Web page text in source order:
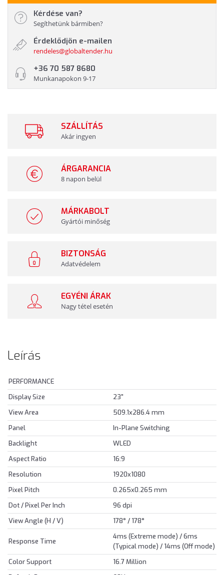
Kérdése van?
Segíthetünk bármiben?
Érdeklődjön e-mailen
rendeles@globaltender.hu
+36 70 587 8680
Munkanapokon 9-17
SZÁLLÍTÁS
Akár ingyen
ÁRGARANCIA
8 napon belül
MÁRKABOLT
Gyártói minőség
BIZTONSÁG
Adatvédelem
EGYÉNI ÁRAK
Nagy tétel esetén
Leírás
PERFORMANCE
Display Size
23"
View Area
509.1x286.4 mm
Panel
In-Plane Switching
Backlight
WLED
Aspect Ratio
16:9
Resolution
1920x1080
Pixel Pitch
0.265x0.265 mm
Dot / Pixel Per Inch
96 dpi
View Angle (H / V)
178° / 178°
Response Time
4ms (Extreme mode) / 6ms
(Typical mode) / 14ms (Off mode)
Color Support
16.7 Million